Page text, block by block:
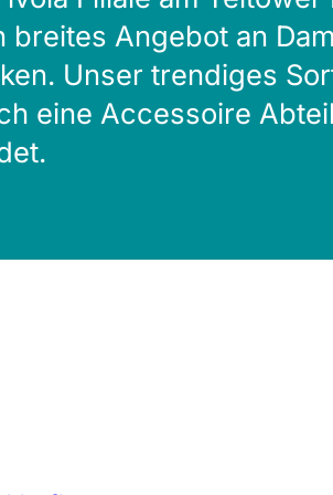
breites Angebot an
Unser trendiges
eine Accessoire